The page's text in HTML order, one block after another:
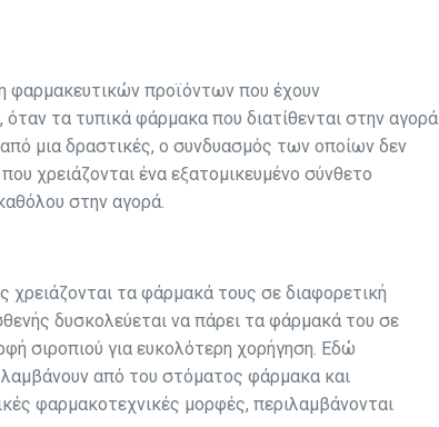
φαρμακευτικών προϊόντων που έχουν
τα τυπικά φάρμακα που διατίθενται στην αγορά
μια δραστικές, ο συνδυασμός των οποίων δεν
χρειάζονται ένα εξατομικευμένο σύνθετο
στην αγορά.
χρειάζονται τα φάρμακά τους σε διαφορετική
δυσκολεύεται να πάρει τα φάρμακά του σε
σιροπιού για ευκολότερη χορήγηση. Εδώ
λαμβάνουν από του στόματος φάρμακα και
φαρμακοτεχνικές μορφές, περιλαμβάνονται